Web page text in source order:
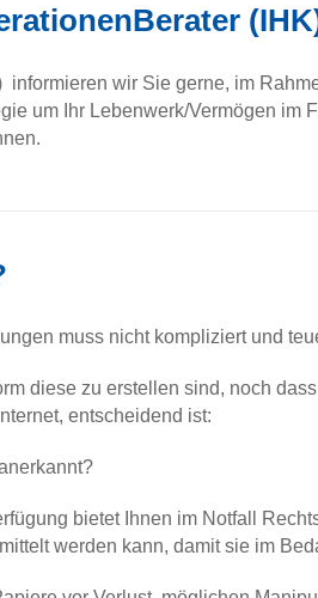
wir Sie gerne, im
um Ihr Lebenwerk/Vermögen
muss nicht kompliziert und
diese zu erstellen sind, noch
entscheidend ist:
bietet Ihnen im Notfall
werden kann, damit sie im